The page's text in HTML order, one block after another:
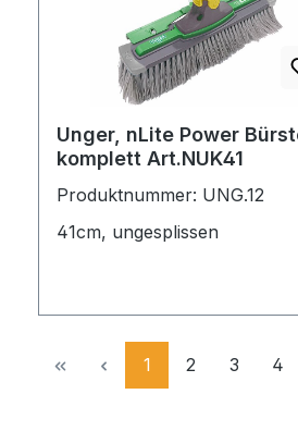
Unger, nLite Power
komplett Art.NUK41
Produktnummer: UNG.12
41cm, ungesplissen
Seite
1 Seite
2 Seite
3 4